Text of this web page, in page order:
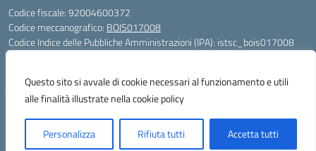
Questo sito si avvale di cookie necessari al funzionamento e utili
alle finalità illustrate nella cookie policy
Personalizza Rifiuta tutti Accetta tutti
Codice fiscale: 92004600372
Codice meccanografico: BOIS017008
Codice Indice delle Pubbliche Amministrazioni (IPA): istsc_bois017008
Concept & Design by Designers Italia